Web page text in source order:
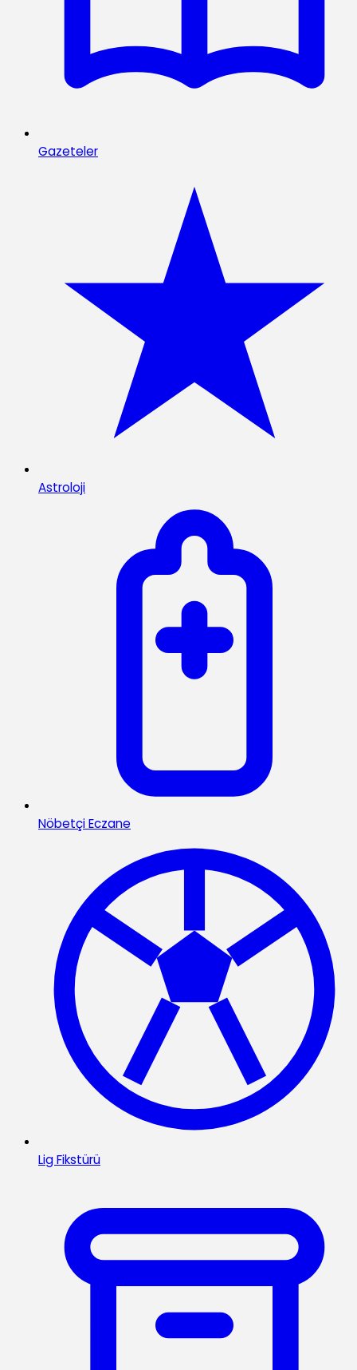
Gazeteler
Astroloji
Nöbetçi Eczane
Lig Fikstürü